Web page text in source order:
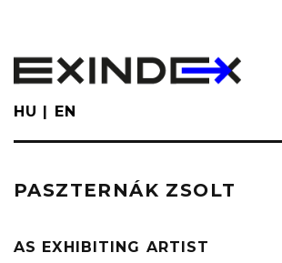
main
content
HU EN
PASZTERNÁK ZSOLT
AS EXHIBITING ARTIST